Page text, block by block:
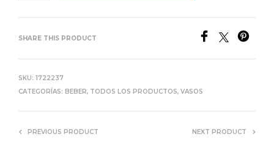
SHARE THIS PRODUCT
SKU: 1722237
CATEGORÍAS: BEBER, TODOS LOS PRODUCTOS, VASOS
PREVIOUS PRODUCT NEXT PRODUCT